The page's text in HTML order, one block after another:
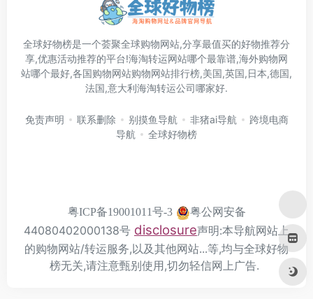
全球好物榜是一个荟聚全球购物网站,分享最值买的好物推荐分
享,优惠活动推荐的平台!海淘转运网站哪个最靠谱,海外购物网
站哪个最好,各国购物网站购物网站排行榜,美国,英国,日本,德国,
法国,意大利海淘转运公司哪家好.
免责声明 联系删除 别摸鱼导航 非猪ai导航
跨境电商
导航
全球好物榜
粤ICP备19001011号-3
粤公网安备
44080402000138号 disclosure声明:本导航网站上
的购物网站/转运服务,以及其他网站...等,均与全球好物
榜无关,请注意甄别使用,切勿轻信网上广告.